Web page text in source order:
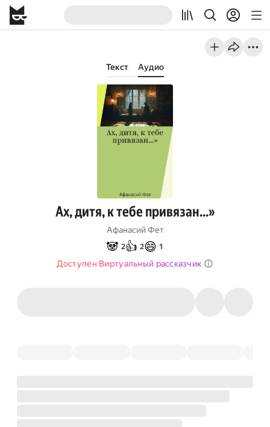
Текст Аудио
Ах, дитя, к тебе привязан…»
Афанасий Фет
🐼 2👍 2😄 1
Доступен Виртуальный рассказчик